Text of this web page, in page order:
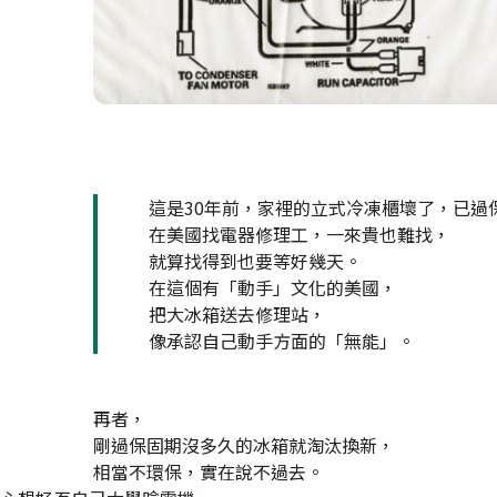
這是30年前， 家裡的立式冷凍櫃壞了，已過
在美國找電器修理工，一來貴也難找，
就算找得到也要等好幾天。
在這個有「動手」文化的美國，
把大冰箱送去修理站，
像承認自己動手方面的「無能」。
再者，
剛過保固期沒多久的冰箱就淘汰換新，
相當不環保，實在說不過去。